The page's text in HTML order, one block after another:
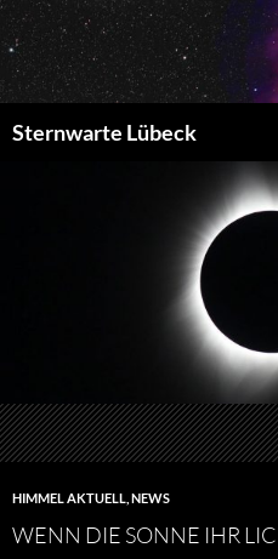
Zum
Inhalt
springen
Sternwarte Lübeck
HIMMEL AKTUELL NEWS
WENN DIE SONNE IHR